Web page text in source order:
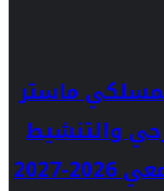
ماستر
والتنشيط
2027